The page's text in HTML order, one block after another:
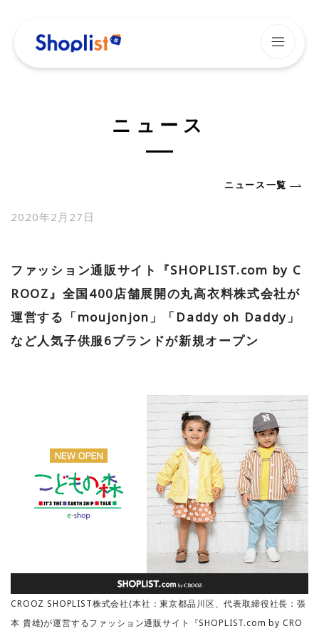
採用情報
社員ブログ
ニュース
ニュース一覧
2020年2月27日
ファッション通販サイト『SHOPLIST.com by C
ROOZ』全国400店舗展開の丸高衣料株式会社が
運営する「moujonjon」「Daddy oh Daddy」
など人気子供服6ブランドが新規オープン
CROOZ SHOPLIST株式会社(本社：東京都品川区、代表取締役社長：張
本 貴雄)が運営するファッション通販サイト『SHOPLIST.com by CRO